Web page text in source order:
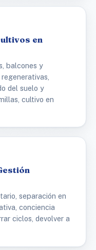
en
balcones y
del suelo y
cultivo en
separación en
conciencia
ciclos, devolver a